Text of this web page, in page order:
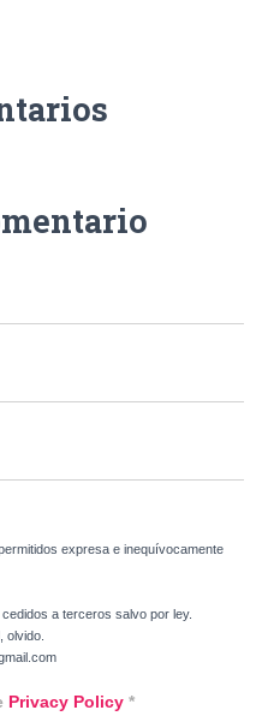
expresa e inequívocamente
a terceros salvo por ley.
olvido.
Privacy Policy *